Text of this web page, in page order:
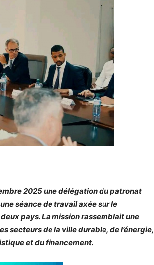
2025 une délégation du patronat
séance de travail axée sur le
pays. La mission rassemblait une
secteurs de la ville durable, de l’énergie,
et du financement.